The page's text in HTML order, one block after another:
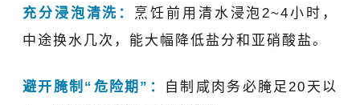
充分浸泡清洗： 烹饪前用清水浸泡 2~4小时，
中途换水几次，能大幅降低盐分和亚硝酸盐。
避开腌制 “ 危险期 ” ： 自制咸肉务必腌足 20 天以